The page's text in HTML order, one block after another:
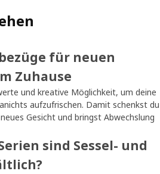
für neuen
Zuhause
und kreative Möglichkeit, um deine
aufzufrischen. Damit schenkst du
Gesicht und bringst Abwechslung
sind Sessel- und